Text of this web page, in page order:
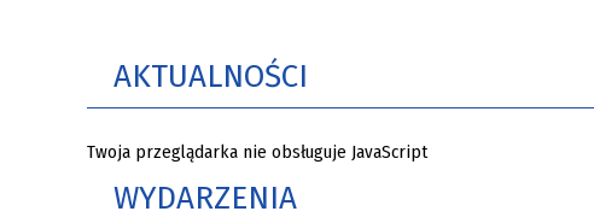
AKTUALNOŚCI
Twoja przeglądarka nie obsługuje JavaScript
WYDARZENIA